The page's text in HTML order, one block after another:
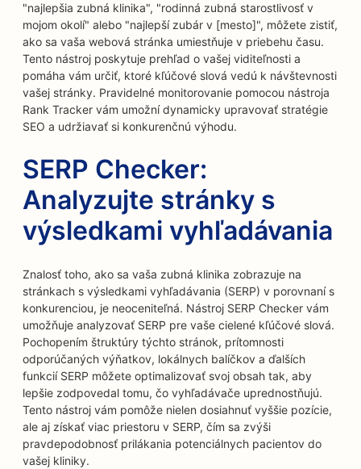
"najlepšia zubná klinika", "rodinná zubná starostlivosť v
mojom okolí" alebo "najlepší zubár v [mesto]", môžete zistiť,
ako sa vaša webová stránka umiestňuje v priebehu času.
Tento nástroj poskytuje prehľad o vašej viditeľnosti a
pomáha vám určiť, ktoré kľúčové slová vedú k návštevnosti
vašej stránky. Pravidelné monitorovanie pomocou nástroja
Rank Tracker vám umožní dynamicky upravovať stratégie
SEO a udržiavať si konkurenčnú výhodu.
SERP Checker:
Analyzujte stránky s
výsledkami vyhľadávania
Znalosť toho, ako sa vaša zubná klinika zobrazuje na
stránkach s výsledkami vyhľadávania (SERP) v porovnaní s
konkurenciou, je neoceniteľná. Nástroj SERP Checker vám
umožňuje analyzovať SERP pre vaše cielené kľúčové slová.
Pochopením štruktúry týchto stránok, prítomnosti
odporúčaných výňatkov, lokálnych balíčkov a ďalších
funkcií SERP môžete optimalizovať svoj obsah tak, aby
lepšie zodpovedal tomu, čo vyhľadávače uprednostňujú.
Tento nástroj vám pomôže nielen dosiahnuť vyššie pozície,
ale aj získať viac priestoru v SERP, čím sa zvýši
pravdepodobnosť prilákania potenciálnych pacientov do
vašej kliniky.